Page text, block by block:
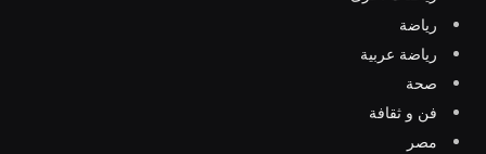
رياضة
رياضة عربية
صحة
فن و ثقافة
مصر